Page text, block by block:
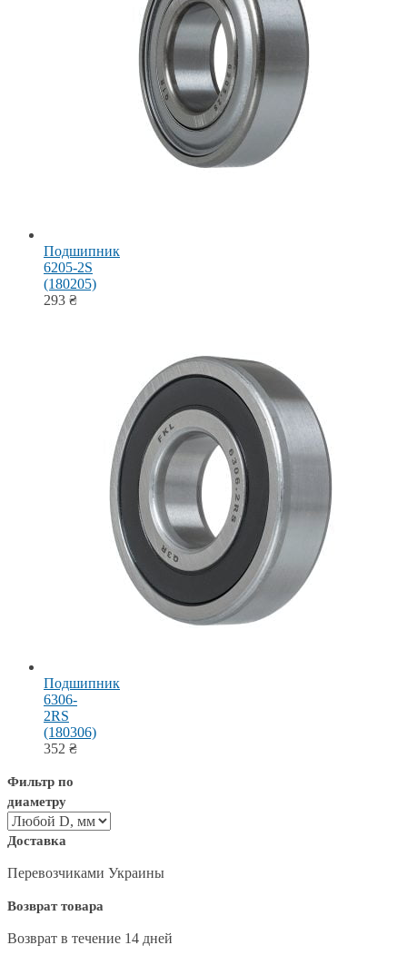
Подшипник
6205-2S
(180205)
293 ₴
Подшипник
6306-
2RS
(180306)
352 ₴
Фильтр по
диаметру
Доставка
Перевозчиками Украины
Возврат товара
Возврат в течение 14 дней